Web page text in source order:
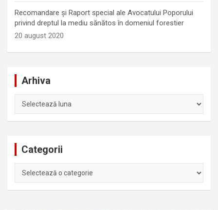
Recomandare și Raport special ale Avocatului Poporului
privind dreptul la mediu sănătos în domeniul forestier
20 august 2020
Arhiva
Categorii